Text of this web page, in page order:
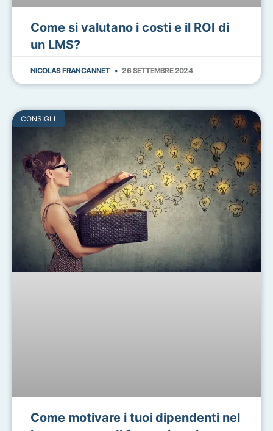
Come si valutano i costi e il ROI di
un LMS?
NICOLAS FRANCANNET 26 SETTEMBRE 2024
CONSIGLI
Come motivare i tuoi dipendenti nel